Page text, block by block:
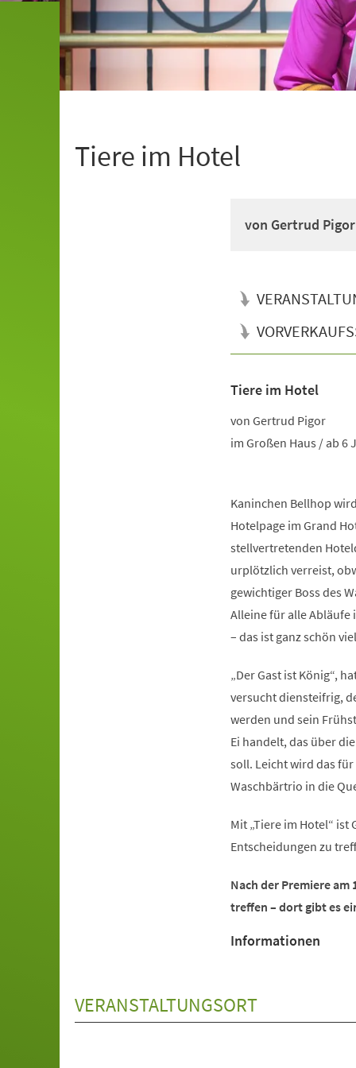
Tiere im Hotel
von Gertrud
Tiere im Hotel
von Gertrud Pigor
im Großen Haus / ab 6
Kaninchen Bellhop
Hotelpage im Grand
stellvertretenden
urplötzlich verreist,
gewichtiger Boss des
Alleine für alle Abläufe
– das ist ganz schön
„Der Gast ist König“,
versucht diensteifrig,
werden und sein
Ei handelt, das über
soll. Leicht wird das
Waschbärtrio in die
Mit „Tiere im Hotel“
Entscheidungen zu
Nach der Premiere
treffen – dort gibt es
Informationen
VERANSTALTUNGSORT